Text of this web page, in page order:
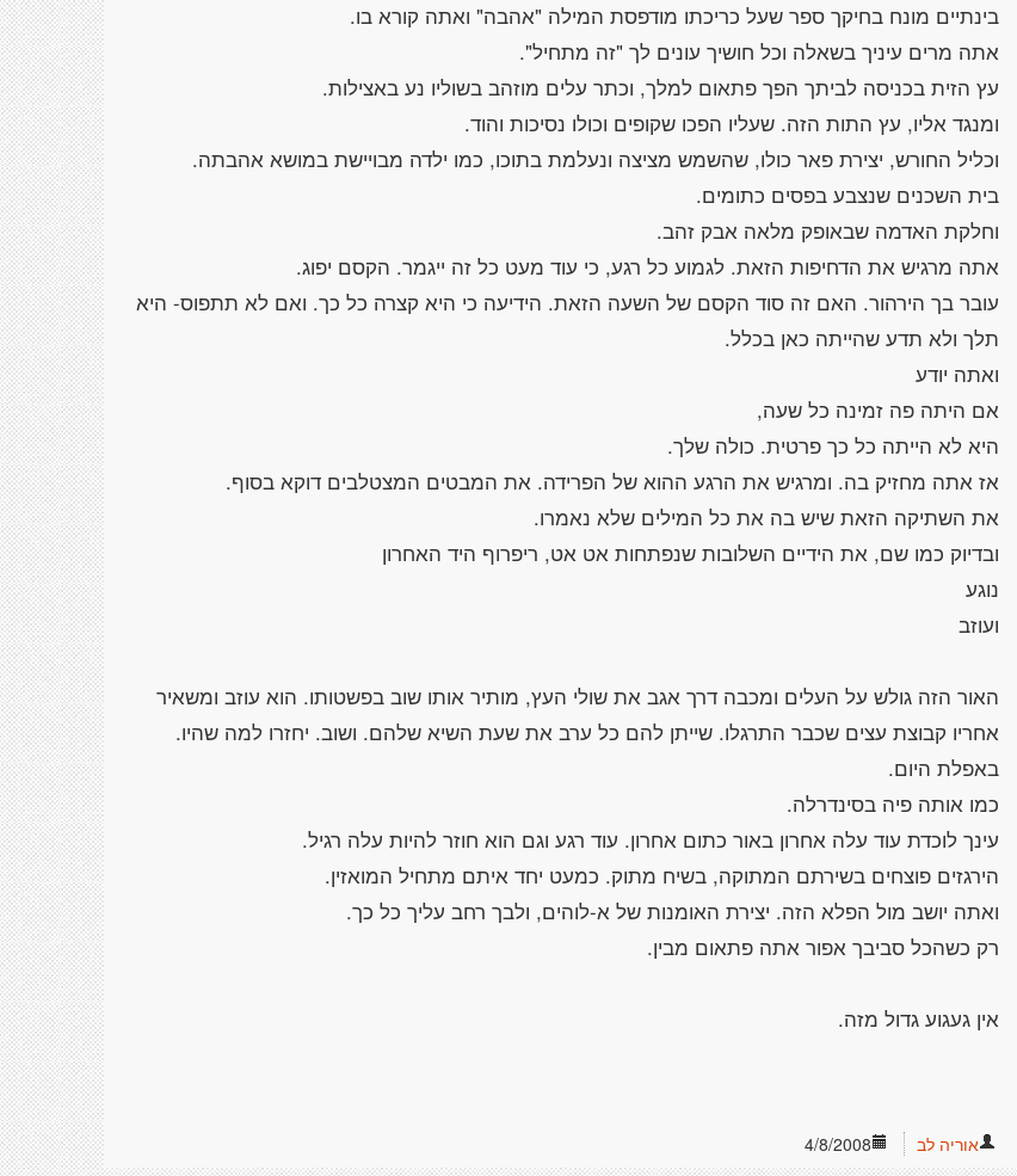
בינתיים מונח בחיקך ספר שעל כריכתו מודפסת המילה "אהבה" ואתה קורא בו.
אתה מרים עיניך בשאלה וכל חושיך עונים לך "זה מתחיל".
עץ הזית בכניסה לביתך הפך פתאום למלך, וכתר עלים מוזהב בשוליו נע באצילות.
ומנגד אליו, עץ התות הזה. שעליו הפכו שקופים וכולו נסיכות והוד.
וכליל החורש, יצירת פאר כולו, שהשמש מציצה ונעלמת בתוכו, כמו ילדה מבויישת במושא אהבתה.
בית השכנים שנצבע בפסים כתומים.
וחלקת האדמה שבאופק מלאה אבק זהב.
אתה מרגיש את הדחיפות הזאת. לגמוע כל רגע, כי עוד מעט כל זה ייגמר. הקסם יפוג.
עובר בך הירהור. האם זה סוד הקסם של השעה הזאת. הידיעה כי היא קצרה כל כך. ואם לא תתפוס- היא
תלך ולא תדע שהייתה כאן בכלל.
ואתה יודע
אם היתה פה זמינה כל שעה,
היא לא הייתה כל כך פרטית. כולה שלך.
אז אתה מחזיק בה. ומרגיש את הרגע ההוא של הפרידה. את המבטים המצטלבים דוקא בסוף.
את השתיקה הזאת שיש בה את כל המילים שלא נאמרו.
ובדיוק כמו שם, את הידיים השלובות שנפתחות אט אט, ריפרוף היד האחרון
נוגע
ועוזב
האור הזה גולש על העלים ומכבה דרך אגב את שולי העץ, מותיר אותו שוב בפשטותו. הוא עוזב ומשאיר
אחריו קבוצת עצים שכבר התרגלו. שייתן להם כל ערב את שעת השיא שלהם. ושוב. יחזרו למה שהיו.
באפלת היום.
כמו אותה פיה בסינדרלה.
עינך לוכדת עוד עלה אחרון באור כתום אחרון. עוד רגע וגם הוא חוזר להיות עלה רגיל.
הירגזים פוצחים בשירתם המתוקה, בשיח מתוק. כמעט יחד איתם מתחיל המואזין.
ואתה יושב מול הפלא הזה. יצירת האומנות של א-לוהים, ולבך רחב עליך כל כך.
רק כשהכל סביבך אפור אתה פתאום מבין.
אין געגוע גדול מזה.
4/8/2008 אוריה לב